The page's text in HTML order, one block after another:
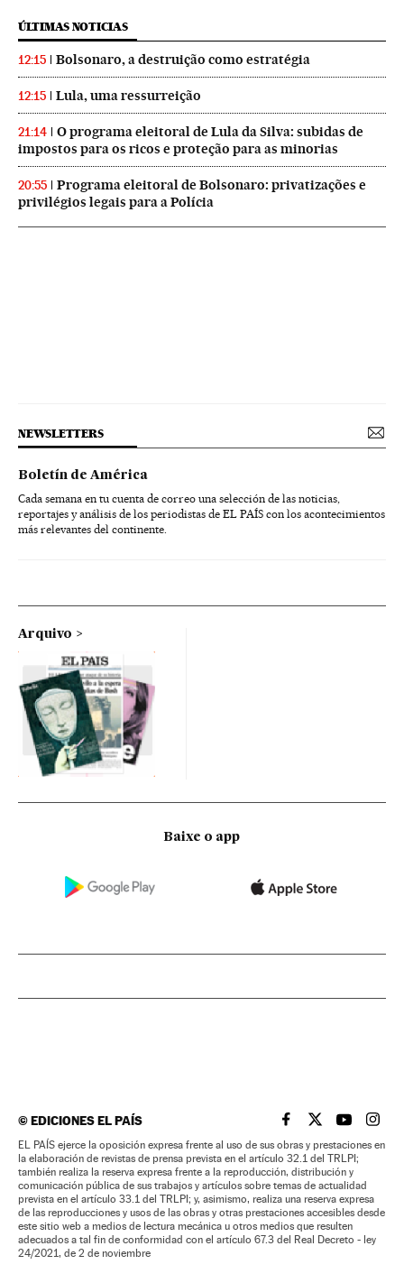
ÚLTIMAS NOTICIAS
12:15 Bolsonaro, a destruição como estratégia
12:15 Lula, uma ressurreição
21:14
O programa eleitoral de Lula da Silva: subidas de
impostos para os ricos e proteção para as minorias
20:55
Programa eleitoral de Bolsonaro: privatizações e
privilégios legais para a Polícia
NEWSLETTERS
Boletín de América
Cada semana en tu cuenta de correo una selección de las noticias,
reportajes y análisis de los periodistas de EL PAÍS con los acontecimientos
más relevantes del continente.
Arquivo
Baixe o app
©EDICIONES EL PAÍS EL PAÍS BRASIL EN
EL PAÍSEL PAÍS
EL
EL PAÍS ejerce la oposición expresa frente al uso de sus obras y prestaciones en
la elaboración de revistas de prensa prevista en el artículo 32.1 del TRLPI;
también realiza la reserva expresa frente a la reproducción, distribución y
comunicación pública de sus trabajos y artículos sobre temas de actualidad
prevista en el artículo 33.1 del TRLPI; y, asimismo, realiza una reserva expresa
de las reproducciones y usos de las obras y otras prestaciones accesibles desde
este sitio web a medios de lectura mecánica u otros medios que resulten
adecuados a tal fin de conformidad con el artículo 67.3 del Real Decreto - ley
24/2021, de 2 de noviembre